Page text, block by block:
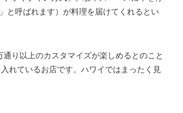
と呼ばれます）が料理を届けてくれるとい
り以上のカスタマイズが楽しめるとのこと
れているお店です。ハワイではまったく見